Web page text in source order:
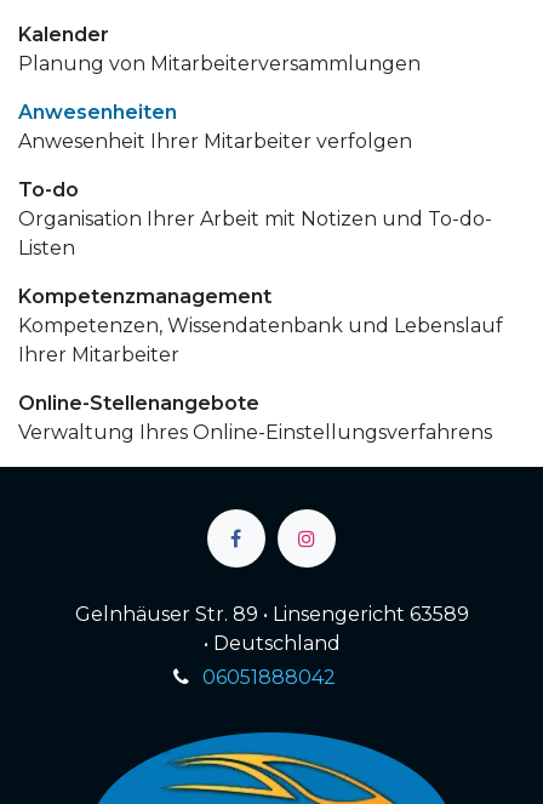
Kalender
Planung von Mitarbeiterversammlungen
Anwesenheiten
Anwesenheit Ihrer Mitarbeiter verfolgen
To-do
Organisation Ihrer Arbeit mit Notizen und To-do-
Listen
Kompetenzmanagement
Kompetenzen, Wissendatenbank und Lebenslauf
Ihrer Mitarbeiter
Online-Stellenangebote
Verwaltung Ihres Online-Einstellungsverfahrens
Gelnhäuser Str. 89 • Linsengericht 63589
• Deutschland
06051888042